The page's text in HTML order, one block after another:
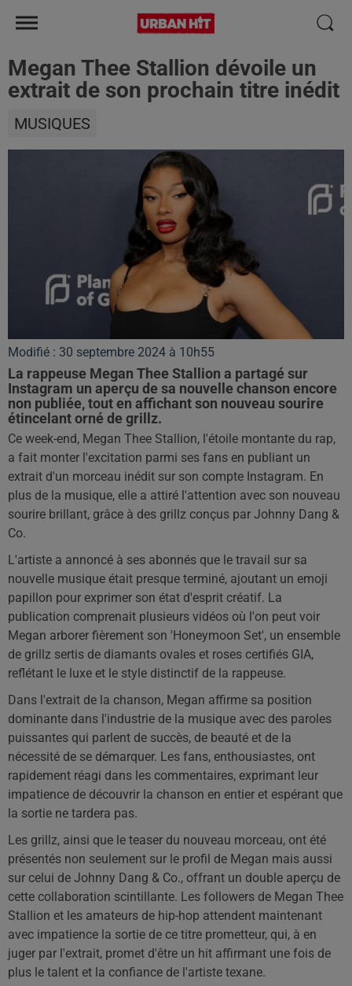
Megan Thee Stallion dévoile un
extrait de son prochain titre inédit
MUSIQUES
Modifié : 30 septembre 2024 à 10h55
La rappeuse Megan Thee Stallion a partagé sur
Instagram un aperçu de sa nouvelle chanson encore
non publiée, tout en affichant son nouveau sourire
étincelant orné de grillz.
Ce week-end, Megan Thee Stallion, l'étoile montante du rap,
a fait monter l'excitation parmi ses fans en publiant un
extrait d'un morceau inédit sur son compte Instagram. En
plus de la musique, elle a attiré l'attention avec son nouveau
sourire brillant, grâce à des grillz conçus par Johnny Dang &
Co.
L'artiste a annoncé à ses abonnés que le travail sur sa
nouvelle musique était presque terminé, ajoutant un emoji
papillon pour exprimer son état d'esprit créatif. La
publication comprenait plusieurs vidéos où l'on peut voir
Megan arborer fièrement son 'Honeymoon Set', un ensemble
de grillz sertis de diamants ovales et roses certifiés GIA,
reflétant le luxe et le style distinctif de la rappeuse.
Dans l'extrait de la chanson, Megan affirme sa position
dominante dans l'industrie de la musique avec des paroles
puissantes qui parlent de succès, de beauté et de la
nécessité de se démarquer. Les fans, enthousiastes, ont
rapidement réagi dans les commentaires, exprimant leur
impatience de découvrir la chanson en entier et espérant que
la sortie ne tardera pas.
Les grillz, ainsi que le teaser du nouveau morceau, ont été
présentés non seulement sur le profil de Megan mais aussi
sur celui de Johnny Dang & Co., offrant un double aperçu de
cette collaboration scintillante. Les followers de Megan Thee
Stallion et les amateurs de hip-hop attendent maintenant
avec impatience la sortie de ce titre prometteur, qui, à en
juger par l'extrait, promet d'être un hit affirmant une fois de
plus le talent et la confiance de l'artiste texane.